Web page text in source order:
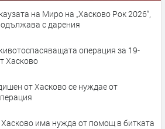
на Миро на „Хасково Рок 2026“,
с дарения
операция за 19-
Хасково
от Хасково се нуждае от
има нужда от помощ в битката